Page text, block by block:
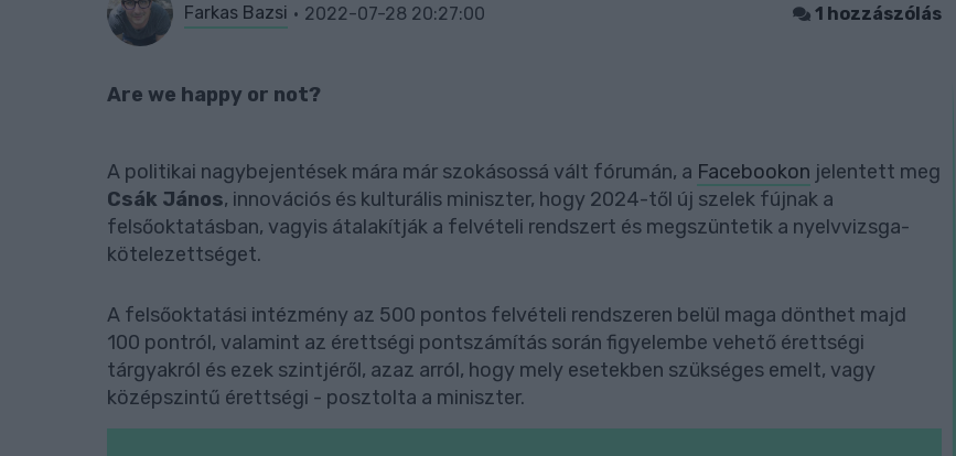
Farkas Bazsi 2022-07-28 20:27:00 1 hozzászólás
Are we happy or not?
A politikai nagybejentések mára már szokásossá vált fórumán, a Facebookon jelentett meg
Csák János, innovációs és kulturális miniszter, hogy 2024-től új szelek fújnak a
felsőoktatásban, vagyis átalakítják a felvételi rendszert és megszüntetik a nyelvvizsga-
kötelezettséget.
A felsőoktatási intézmény az 500 pontos felvételi rendszeren belül maga dönthet majd
100 pontról, valamint az érettségi pontszámítás során figyelembe vehető érettségi
tárgyakról és ezek szintjéről, azaz arról, hogy mely esetekben szükséges emelt, vagy
középszintű érettségi - posztolta a miniszter.